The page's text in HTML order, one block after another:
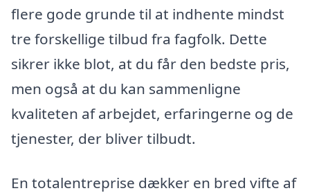
flere gode grunde til at indhente mindst
tre forskellige tilbud fra fagfolk. Dette
sikrer ikke blot, at du får den bedste pris,
men også at du kan sammenligne
kvaliteten af arbejdet, erfaringerne og de
tjenester, der bliver tilbudt.
En totalentreprise dækker en bred vifte af